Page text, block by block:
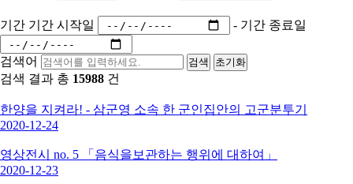
기간 기간 시작일 - 기간 종료일
검색어 검색 초기화
검색 결과 총 15988 건
한양을 지켜라! - 삼군영 소속 한 군인집안의 고군분투기
2020-12-24
영상전시 no. 5 「음식을보관하는 행위에 대하여」
2020-12-23